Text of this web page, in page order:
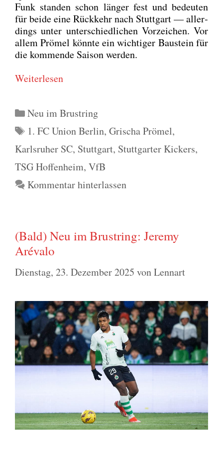
Funk stan­den schon län­ger fest und bedeu­ten
für bei­de eine Rück­kehr nach Stutt­gart — aller­
dings unter unter­schied­li­chen Vor­zei­chen. Vor
allem Prö­mel könn­te ein wich­ti­ger Bau­stein für
die kom­men­de Sai­son wer­den.
Wei­ter­le­sen
Kategorien
Neu im Brustring
Schlagwörter
1. FC Union Berlin, Grischa Prömel,
Karlsruher SC, Stuttgart, Stuttgarter Kickers,
TSG Hoffenheim, VfB
Kommentar hinterlassen
(Bald) Neu im Brustring: Jeremy
Arévalo
Dienstag, 23. Dezember 2025 vonLennart